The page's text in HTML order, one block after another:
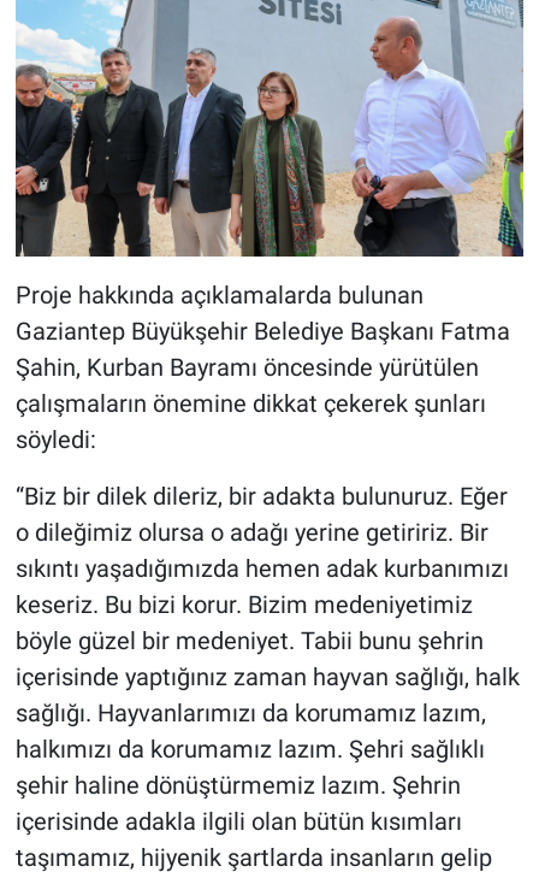
Proje hakkında açıklamalarda bulunan
Gaziantep Büyükşehir Belediye Başkanı Fatma
Şahin, Kurban Bayramı öncesinde yürütülen
çalışmaların önemine dikkat çekerek şunları
söyledi:
“Biz bir dilek dileriz, bir adakta bulunuruz. Eğer
o dileğimiz olursa o adağı yerine getiririz. Bir
sıkıntı yaşadığımızda hemen adak kurbanımızı
keseriz. Bu bizi korur. Bizim medeniyetimiz
böyle güzel bir medeniyet. Tabii bunu şehrin
içerisinde yaptığınız zaman hayvan sağlığı, halk
sağlığı. Hayvanlarımızı da korumamız lazım,
halkımızı da korumamız lazım. Şehri sağlıklı
şehir haline dönüştürmemiz lazım. Şehrin
içerisinde adakla ilgili olan bütün kısımları
taşımamız, hijyenik şartlarda insanların gelip